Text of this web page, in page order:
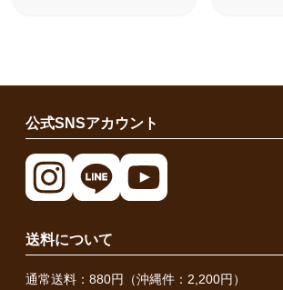
公式SNSアカウント
送料について
通常送料：880円（沖縄件：2,200円）